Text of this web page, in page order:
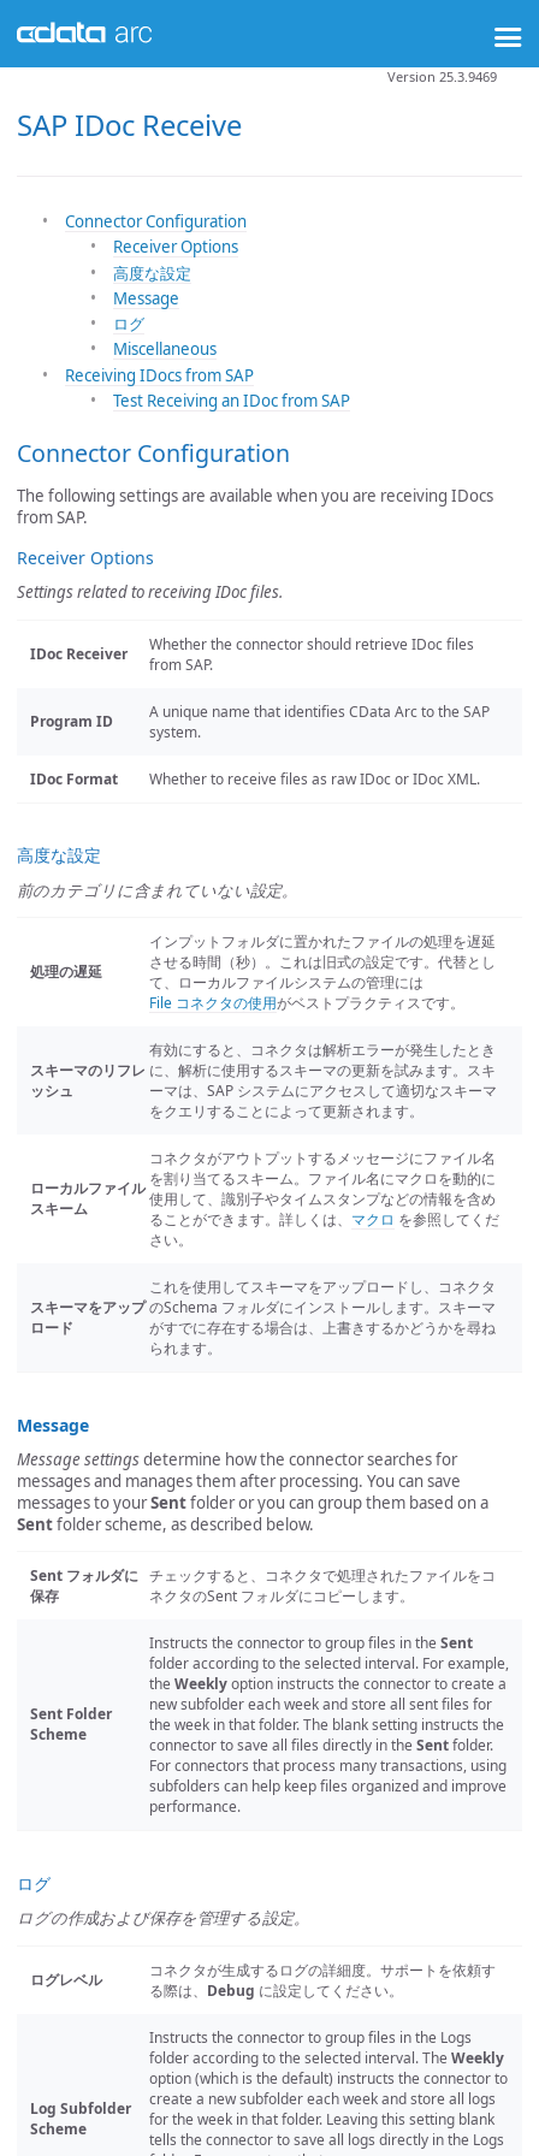
SAP IDoc Receive
Version 25.3.9469
Connector Configuration
Receiver Options
高度な設定
Message
ログ
Miscellaneous
Receiving IDocs from SAP
Test Receiving an IDoc from SAP
Connector Configuration
The following settings are available when you are receiving IDocs
from SAP.
Receiver Options
Settings related to receiving IDoc files.
IDoc Receiver
Whether the connector should retrieve IDoc files
from SAP.
Program ID
A unique name that identifies CData Arc to the SAP
system.
IDoc Format Whether to receive files as raw IDoc or IDoc XML.
高度な設定
前のカテゴリに含まれていない設定。
処理の遅延
インプットフォルダに置かれたファイルの処理を遅延
させる時間（秒）。これは旧式の設定です。代替とし
て、ローカルファイルシステムの管理には
File コネクタの使用がベストプラクティスです。
スキーマのリフレ
ッシュ
有効にすると、コネクタは解析エラーが発生したとき
に、解析に使用するスキーマの更新を試みます。スキ
ーマは、SAP システムにアクセスして適切なスキーマ
をクエリすることによって更新されます。
ローカルファイル
スキーム
コネクタがアウトプットするメッセージにファイル名
を割り当てるスキーム。ファイル名にマクロを動的に
使用して、識別子やタイムスタンプなどの情報を含め
ることができます。詳しくは、 マクロ を参照してくだ
さい。
スキーマをアップ
ロード
これを使用してスキーマをアップロードし、コネクタ
のSchema フォルダにインストールします。スキーマ
がすでに存在する場合は、上書きするかどうかを尋ね
られます。
Message
Message settingsdetermine how the connector searches for
messages and manages them after processing. You can save
messages to yourSentfolder or you can group them based on a
Sentfolder scheme, as described below.
Sent フォルダに
保存
チェックすると、コネクタで処理されたファイルをコ
ネクタのSent フォルダにコピーします。
Sent Folder
Scheme
Instructs the connector to group files in the Sent
folder according to the selected interval. For example,
the Weeklyoption instructs the connector to create a
new subfolder each week and store all sent files for
the week in that folder. The blank setting instructs the
connector to save all files directly in the Sentfolder.
For connectors that process many transactions, using
subfolders can help keep files organized and improve
performance.
ログ
ログの作成および保存を管理する設定。
ログレベル
コネクタが生成するログの詳細度。サポートを依頼す
る際は、 Debug に設定してください。
Log Subfolder
Scheme
Instructs the connector to group files in the Logs
folder according to the selected interval. The Weekly
option (which is the default) instructs the connector to
create a new subfolder each week and store all logs
for the week in that folder. Leaving this setting blank
tells the connector to save all logs directly in the Logs